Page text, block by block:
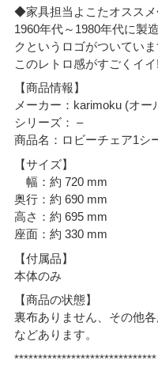
◆家具担当よこたオスス
1960年代～1980年代に製
クというロゴがついていま
このレトロ感がすごくイ
【商品情報】
メーカー：karimoku (オー
シリーズ： –
商品名：ロビーチェア1シ
【サイズ】
幅：約 720 mm
奥行：約 690 mm
高さ：約 695 mm
座面：約 330 mm
【付属品】
本体のみ
【商品の状態】
裏布ありません、その他
などあります。
******************************